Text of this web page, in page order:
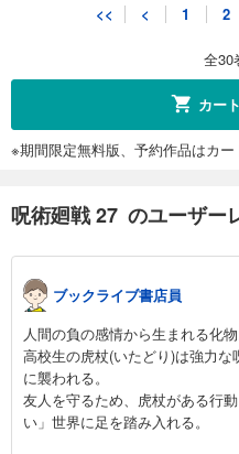
<< < 1 2
全30
カー
※期間限定無料版、予約作品はカ
呪術廻戦 27 のユーザー
ブックライブ書店員
人間の負の感情から生まれる化物
高校生の虎杖(いたどり)は強力
に襲われる。
友人を守るため、虎杖がある行
い」世界に足を踏み入れる。